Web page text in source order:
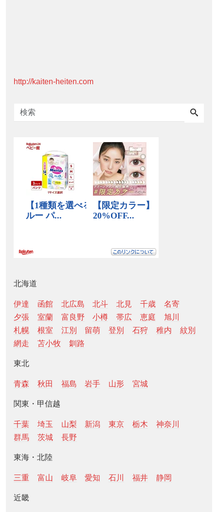
http://kaiten-heiten.com
北海道
伊達 函館 北広島 北斗 北見 千歳
名寄
夕張
室蘭 富良野 小樽 帯広 恵庭
旭川
札幌
根室 江別 留萌 登別 石狩 稚内
紋別
網走
苫小牧 釧路
東北
青森 秋田 福島 岩手 山形 宮城
関東・甲信越
千葉 埼玉 山梨 新潟 東京 栃木
神奈川
群馬
茨城 長野
東海・北陸
三重 富山 岐阜 愛知 石川 福井 静岡
近畿